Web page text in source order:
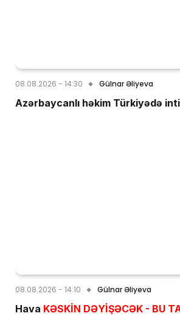
08.08.2026 - 14:30 Gülnar Əliyeva
Azərbaycanlı həkim Türkiyədə
08.08.2026 - 14:10 Gülnar Əliyeva
Hava KƏSKİN DƏYİŞƏCƏK - BU